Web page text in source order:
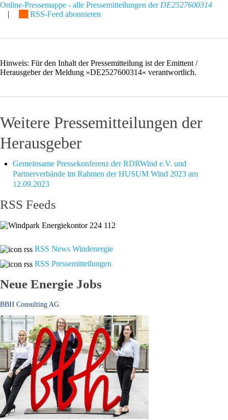
Online-Pressemappe - alle Pressemitteilungen der DE2527600314
|
RSS-Feed abonnieren
Hinweis: Für den Inhalt der Pressemitteilung ist der Emittent /
Herausgeber der Meldung »DE2527600314« verantwortlich.
Weitere Pressemitteilungen der
Herausgeber
Gemeinsame Pressekonferenz der RDRWind e.V. und
Partnerverbände im Rahmen der HUSUM Wind 2023 am
12.09.2023
RSS Feeds
RSS News Windenergie
RSS Pressemitteilungen
Neue Energie Jobs
BBH Consulting AG